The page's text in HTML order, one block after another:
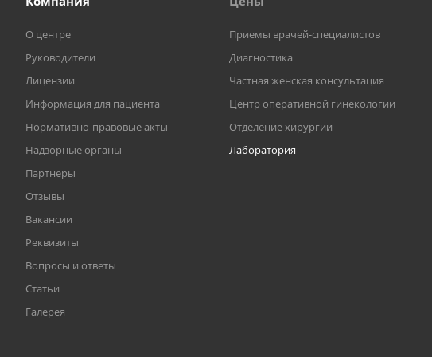
О центре
Руководители
Лицензии
Информация для пациента
Нормативно-правовые акты
Надзорные органы
Партнеры
Отзывы
Вакансии
Реквизиты
Вопросы и ответы
Статьи
Галерея
Приемы врачей-специалистов
Диагностика
Частная женская консультация
Центр оперативной гинекологии
Отделение хирургии
Лаборатория